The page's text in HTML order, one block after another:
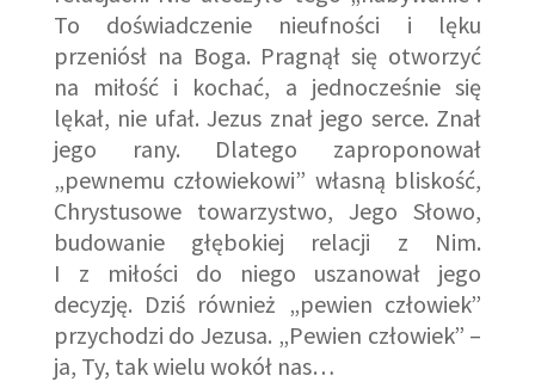
To doświadczenie nieufności i lęku
przeniósł na Boga. Pragnął się otworzyć
na miłość i kochać, a jednocześnie się
lękał, nie ufał. Jezus znał jego serce. Znał
jego rany. Dlatego zaproponował
„pewnemu człowiekowi” własną bliskość,
Chrystusowe towarzystwo, Jego Słowo,
budowanie głębokiej relacji z Nim.
I z miłości do niego uszanował jego
decyzję. Dziś również „pewien człowiek”
przychodzi do Jezusa. „Pewien człowiek” –
ja, Ty, tak wielu wokół nas…